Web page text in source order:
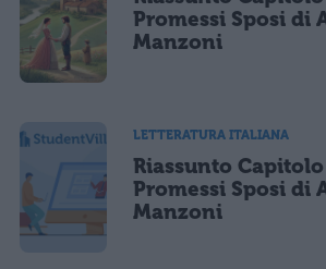
Promessi Sposi di
Manzoni
LETTERATURA ITALIANA
Riassunto
Promessi Sposi di
Manzoni